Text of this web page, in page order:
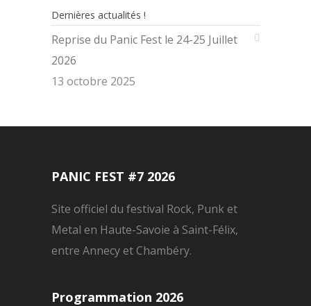
Dernières actualités !
Reprise du Panic Fest le 24-25 Juillet
2026
13 octobre 2025
PANIC FEST #7 2026
Site officiel du festival Rock, Punk et
Metal en Haute-Savoie à Saint-Félix,
entre Annecy et Chambéry.
Programmation 2026